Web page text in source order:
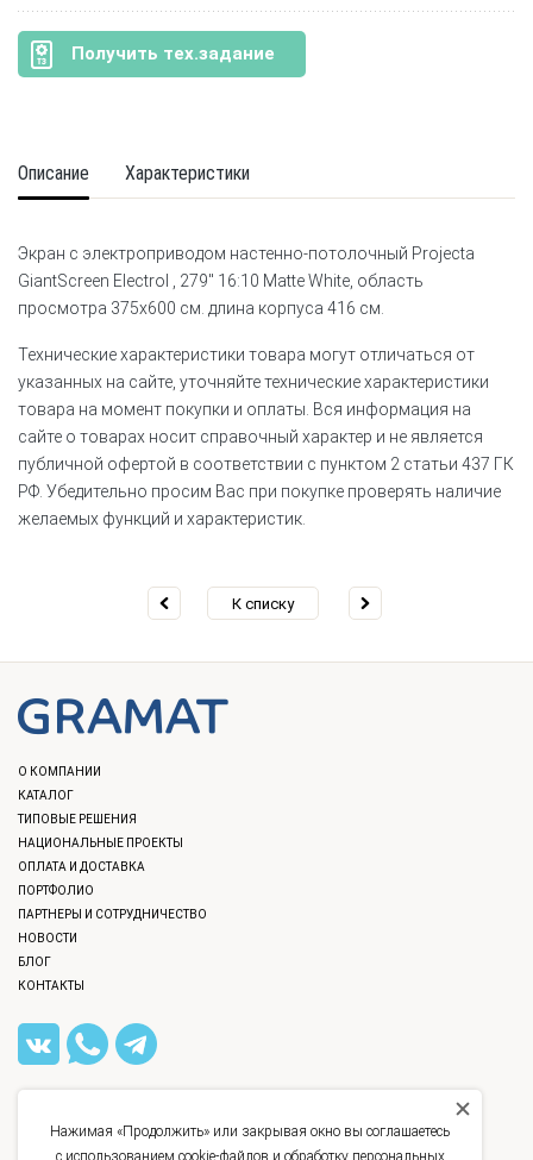
Получить тех.задание
Описание Характеристики
Экран с электроприводом настенно-потолочный Projecta
GiantScreen Electrol , 279" 16:10 Matte White, область
просмотра 375x600 см. длина корпуса 416 см.
Технические характеристики товара могут отличаться от
указанных на сайте, уточняйте технические характеристики
товара на момент покупки и оплаты. Вся информация на
сайте о товарах носит справочный характер и не является
публичной офертой в соответствии с пунктом 2 статьи 437 ГК
РФ. Убедительно просим Вас при покупке проверять наличие
желаемых функций и характеристик.
К списку
О КОМПАНИИ
КАТАЛОГ
ТИПОВЫЕ РЕШЕНИЯ
НАЦИОНАЛЬНЫЕ ПРОЕКТЫ
ОПЛАТА И ДОСТАВКА
ПОРТФОЛИО
ПАРТНЕРЫ И СОТРУДНИЧЕСТВО
НОВОСТИ
БЛОГ
КОНТАКТЫ
INFO@GRAMAT.RU
УЛ. БАССЕЙНАЯ, Д. 21
Нажимая «Продолжить» или закрывая окно вы соглашаетесь
с использованием cookie-файлов и обработку персональных